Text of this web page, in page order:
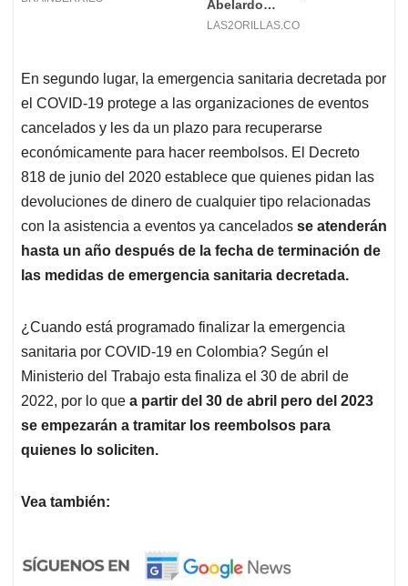
En segundo lugar, la emergencia sanitaria decretada por
el COVID-19 protege a las organizaciones de eventos
cancelados y les da un plazo para recuperarse
económicamente para hacer reembolsos. El Decreto
818 de junio del 2020 establece que quienes pidan las
devoluciones de dinero de cualquier tipo relacionadas
con la asistencia a eventos ya cancelados se atenderán
hasta un año después de la fecha de terminación de
las medidas de emergencia sanitaria decretada.
¿Cuando está programado finalizar la emergencia
sanitaria por COVID-19 en Colombia? Según el
Ministerio del Trabajo esta finaliza el 30 de abril de
2022, por lo que a partir del 30 de abril pero del 2023
se empezarán a tramitar los reembolsos para
quienes lo soliciten.
Vea también: